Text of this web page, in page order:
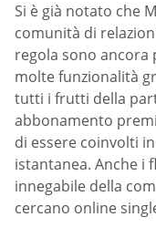
Si è già notato che
comunità di
regola sono ancora
molte funzionalità
tutti i frutti della
abbonamento
di essere coinvolti
istantanea. Anche i
innegabile della
cercano online